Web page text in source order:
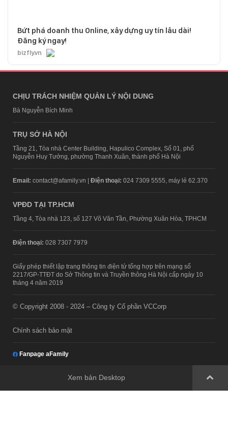
Bứt phá doanh thu Online, xây dựng uy tín lâu dài!
Đăng ký ngay!
bizfly.vn
CHỊU TRÁCH NHIỆM QUẢN LÝ NỘI DUNG
Bà Nguyễn Bích Minh
TRỤ SỞ HÀ NỘI
Tầng 21, Tòa nhà Center Building, Hapulico Complex, Số 01, phố
Nguyễn Huy Tưởng, phường Thanh Xuân, thành phố Hà Nội
Email: contact@afamily.vn | Điện thoại: 024 7309 5555, máy lẻ 62.370
VPĐD TẠI TP.HCM
Tầng 4, Tòa nhà 123, số 127 Võ Văn Tần, Phường Xuân Hòa, TPHCM
Điện thoại: 028 7307 7979
Giấy phép thiết lập trang thông tin điện tử tổng hợp trên mạng số
2217/GP-TTĐT do Sở Thông tin và Truyền thông Hà Nội cấp ngày 10
tháng 4 năm 2019
© Copyright 2008 - 2024 – Công ty Cổ phần VCCorp
Chính sách bảo mật
Fanpage aFamily
Xem bản Desktop